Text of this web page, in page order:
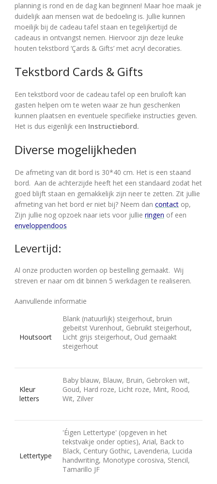
planning is rond en de dag kan beginnen! Maar hoe maak je
duidelijk aan mensen wat de bedoeling is. Jullie kunnen
moeilijk bij de cadeau tafel staan en tegelijkertijd de
cadeaus in ontvangst nemen. Hiervoor zijn deze leuke
houten tekstbord ‘Çards & Gifts’ met acryl decoraties.
Tekstbord Cards & Gifts
Een tekstbord voor de cadeau tafel op een bruiloft kan
gasten helpen om te weten waar ze hun geschenken
kunnen plaatsen en eventuele specifieke instructies geven.
Het is dus eigenlijk een Instructiebord.
Diverse mogelijkheden
De afmeting van dit bord is 30*40 cm. Het is een staand
bord. Aan de achterzijde heeft het een standaard zodat het
goed blijft staan en gemakkelijk zijn neer te zetten. Zit jullie
afmeting van het bord er niet bij? Neem dan contact op,
Zijn jullie nog opzoek naar iets voor jullie ringen of een
enveloppendoos
Levertijd:
Al onze producten worden op bestelling gemaakt. Wij
streven er naar om dit binnen 5 werkdagen te realiseren.
Aanvullende informatie
Houtsoort
Blank (natuurlijk) steigerhout, bruin
gebeitst Vurenhout, Gebruikt steigerhout,
Licht grijs steigerhout, Oud gemaakt
steigerhout
Kleur
letters
Baby blauw, Blauw, Bruin, Gebroken wit,
Goud, Hard roze, Licht roze, Mint, Rood,
Wit, Zilver
Lettertype
'Éigen Lettertype' (opgeven in het
tekstvakje onder opties), Arial, Back to
Black, Century Gothic, Lavenderia, Lucida
handwriting, Monotype corosiva, Stencil,
Tamarillo JF